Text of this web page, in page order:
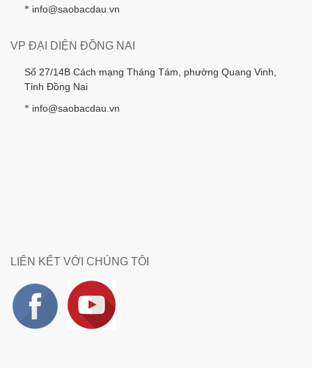
* info@saobacdau.vn
VP ĐẠI DIỆN ĐỒNG NAI
Số 27/14B Cách mạng Tháng Tám, phường Quang Vinh,
Tỉnh Đồng Nai
* info@saobacdau.vn
LIÊN KẾT VỚI CHÚNG TÔI